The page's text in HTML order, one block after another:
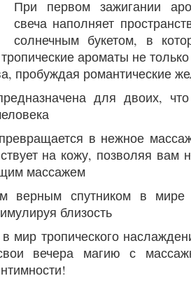
При первом зажигании
свеча наполняет
солнечным букетом, в
ароматы не
пробуждая романтические
для двоих,
в нежное
на кожу, позволяя вам
массажем
верным спутником в мире
близость
мир тропического
вечера магию с